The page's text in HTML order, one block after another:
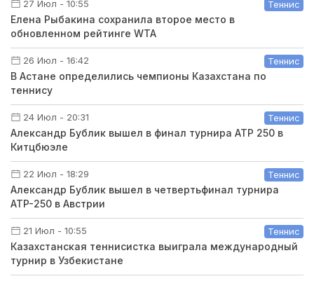
27 Июл - 10:55 Теннис
Елена Рыбакина сохранила второе место в
обновленном рейтинге WTA
26 Июл - 16:42 Теннис
В Астане определились чемпионы Казахстана по
теннису
24 Июл - 20:31 Теннис
Александр Бублик вышел в финал турнира ATP 250 в
Китцбюэле
22 Июл - 18:29 Теннис
Александр Бублик вышел в четвертьфинал турнира
ATP-250 в Австрии
21 Июл - 10:55 Теннис
Казахстанская теннисистка выиграла международный
турнир в Узбекистане